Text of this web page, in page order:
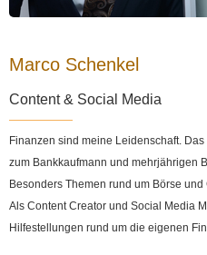
Marco Schenkel
Content & Social Media
Finanzen sind meine Leidenschaft.
zum Bankkaufmann und mehrjährigen
Besonders Themen rund um Börse
Als Content Creator und Social Media
Hilfestellungen rund um die eigenen